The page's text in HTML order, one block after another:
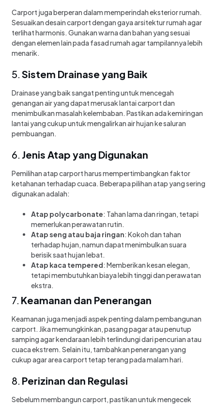
Carport juga berperan dalam memperindah eksterior rumah.
Sesuaikan desain carport dengan gaya arsitektur rumah agar
terlihat harmonis. Gunakan warna dan bahan yang sesuai
dengan elemen lain pada fasad rumah agar tampilannya lebih
menarik.
5. Sistem Drainase yang Baik
Drainase yang baik sangat penting untuk mencegah
genangan air yang dapat merusak lantai carport dan
menimbulkan masalah kelembaban. Pastikan ada kemiringan
lantai yang cukup untuk mengalirkan air hujan ke saluran
pembuangan.
6. Jenis Atap yang Digunakan
Pemilihan atap carport harus mempertimbangkan faktor
ketahanan terhadap cuaca. Beberapa pilihan atap yang sering
digunakan adalah:
Atap polycarbonate: Tahan lama dan ringan, tetapi
memerlukan perawatan rutin.
Atap seng atau baja ringan: Kokoh dan tahan
terhadap hujan, namun dapat menimbulkan suara
berisik saat hujan lebat.
Atap kaca tempered: Memberikan kesan elegan,
tetapi membutuhkan biaya lebih tinggi dan perawatan
ekstra.
7. Keamanan dan Penerangan
Keamanan juga menjadi aspek penting dalam pembangunan
carport. Jika memungkinkan, pasang pagar atau penutup
samping agar kendaraan lebih terlindungi dari pencurian atau
cuaca ekstrem. Selain itu, tambahkan penerangan yang
cukup agar area carport tetap terang pada malam hari.
8. Perizinan dan Regulasi
Sebelum membangun carport, pastikan untuk mengecek